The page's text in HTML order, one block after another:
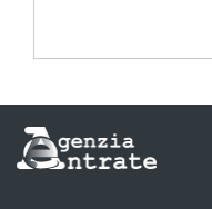
Informazioni
sul